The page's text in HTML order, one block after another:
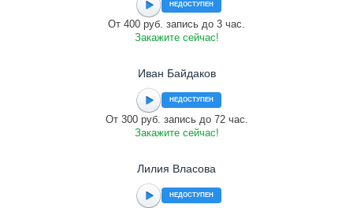
НЕДОСТУПЕН
От 400 руб. запись до 3 час.
Закажите сейчас!
Иван Байдаков
НЕДОСТУПЕН
От 300 руб. запись до 72 час.
Закажите сейчас!
Лилия Власова
НЕДОСТУПЕН